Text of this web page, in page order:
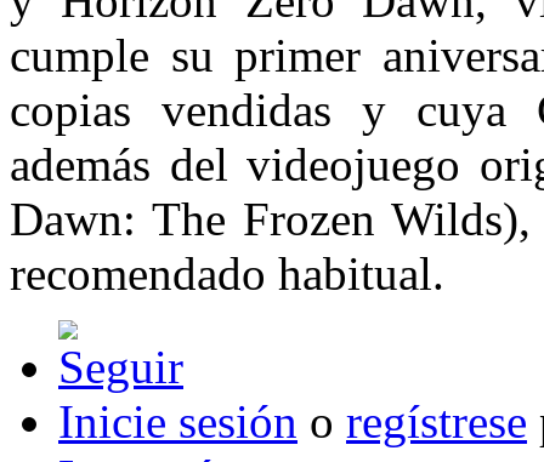
cumple su primer
copias vendidas y cuya
además del videojuego
Dawn: The Frozen
recomendado habitual.
Inicie sesión o regístrese